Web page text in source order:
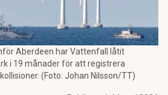
Aberdeen har Vattenfall låtit
i 19 månader för att registrera
(Foto: Johan Nilsson/TT)